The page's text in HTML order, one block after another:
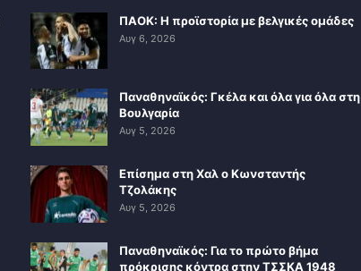
ΠΑΟΚ: Η προϊστορία με βελγικές ομάδες
Αυγ 6, 2026
Παναθηναϊκός: Γκέλα και όλα για όλα στη
Βουλγαρία
Αυγ 5, 2026
Επίσημα στη Χαλ ο Κωνσταντής
Τζολάκης
Αυγ 5, 2026
Παναθηναϊκός: Για το πρώτο βήμα
πρόκρισης κόντρα στην ΤΣΣΚΑ 1948